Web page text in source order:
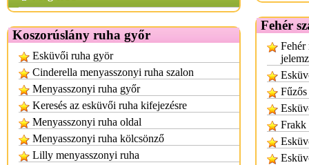
Koszorúslány ruha győr
Esküvői ruha györ
Cinderella menyasszonyi ruha szalon
Menyasszonyi ruha győr
Keresés az esküvői ruha kifejezésre
Menyasszonyi ruha oldal
Menyasszonyi ruha kölcsönző
Lilly menyasszonyi ruha
Fehér
Fehér
Frakk